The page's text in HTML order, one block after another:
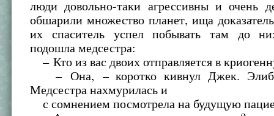
люди довольно-таки агрессивны и очень
обшарили множество планет, ища
их спаситель успел побывать там до
подошла медсестра:
– Кто из вас двоих отправляется в
– Она, – коротко кивнул Джек.
Медсестра нахмурилась и
с сомнением посмотрела на будущую